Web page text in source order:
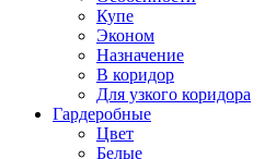
Купе
Эконом
Назначение
В коридор
Для узкого коридора
Гардеробные
Цвет
Белые